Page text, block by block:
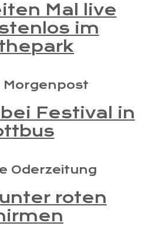
Mal live
im
Morgenpost
Festival in
Oderzeitung
roten